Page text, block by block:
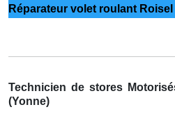
Réparateur volet roulant Roisel
Technicien de stores
(Yonne)